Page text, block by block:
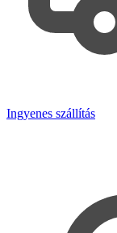
Ingyenes szállítás